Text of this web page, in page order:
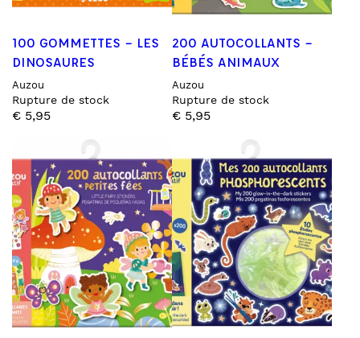
100 GOMMETTES – LES
DINOSAURES
Auzou
Rupture de stock
€ 5,95
200 AUTOCOLLANTS –
BÉBÉS ANIMAUX
Auzou
Rupture de stock
€ 5,95